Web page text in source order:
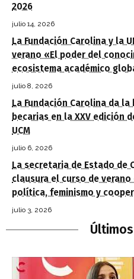
2026
julio 14, 2026
La Fundación Carolina y la
verano «El poder del
ecosistema académico
julio 8, 2026
La Fundación Carolina da
becarias en la XXV edición
UCM
julio 6, 2026
La secretaria de Estado de
clausura el curso de
política, feminismo y
julio 3, 2026